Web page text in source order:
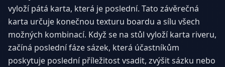
vyloží pátá karta, která je poslední. Tato závěrečná
karta určuje konečnou texturu boardu a sílu všech
možných kombinací. Když se na stůl vyloží karta riveru,
začíná poslední fáze sázek, která účastníkům
poskytuje poslední příležitost vsadit, zvýšit sázku nebo